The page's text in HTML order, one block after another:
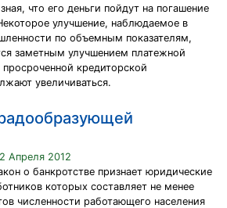
что его деньги пойдут на погашение
улучшение, наблюдаемое в
по объемным показателям,
заметным улучшением платежной
кредиторской
увеличиваться.
Апреля 2012
о банкротстве признает юридические
которых составляет не менее
численности работающего населения